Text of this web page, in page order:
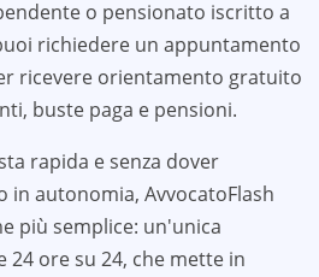
o pensionato iscritto a
richiedere un appuntamento
ricevere orientamento gratuito
buste paga e pensioni.
rapida e senza dover
in autonomia, AvvocatoFlash
più semplice: un'unica
ore su 24, che mette in